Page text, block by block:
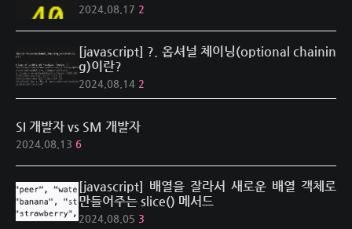
2024.08.17 2
[javascript] ?. 옵셔널 체이닝(optional chainin
g)이란?
2024.08.14 2
SI 개발자 vs SM 개발자
2024.08.13 6
[javascript] 배열을 잘라서 새로운 배열 객체로
만들어주는 slice() 메서드
2024.08.05 3